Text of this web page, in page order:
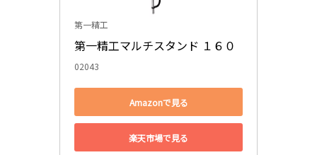
第一精工
第一精工マルチスタンド １６０
02043
Amazonで見る
楽天市場で見る